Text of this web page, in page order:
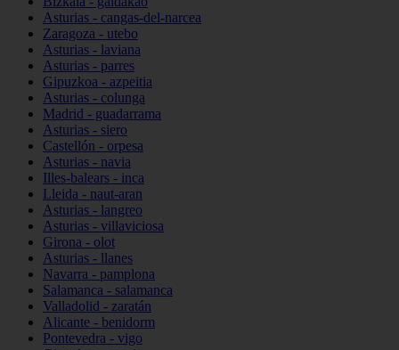
Asturias - cangas-del-narcea
Zaragoza - utebo
Asturias - laviana
Asturias - parres
Gipuzkoa - azpeitia
Asturias - colunga
Madrid - guadarrama
Asturias - siero
Castellón - orpesa
Asturias - navia
Illes-balears - inca
Lleida - naut-aran
Asturias - langreo
Asturias - villaviciosa
Girona - olot
Asturias - llanes
Navarra - pamplona
Salamanca - salamanca
Valladolid - zaratán
Alicante - benidorm
Pontevedra - vigo